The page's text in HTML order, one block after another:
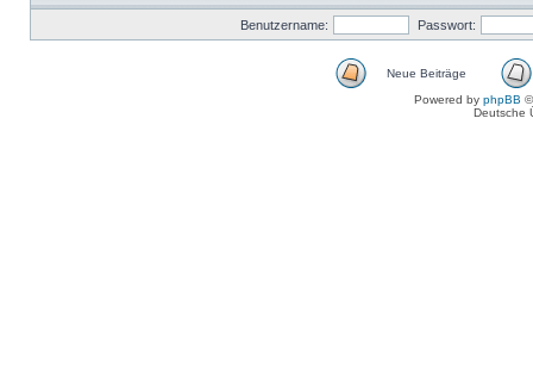
Benutzername: Passwort:
Neue Beiträge
Powered by phpBB
Deutsche